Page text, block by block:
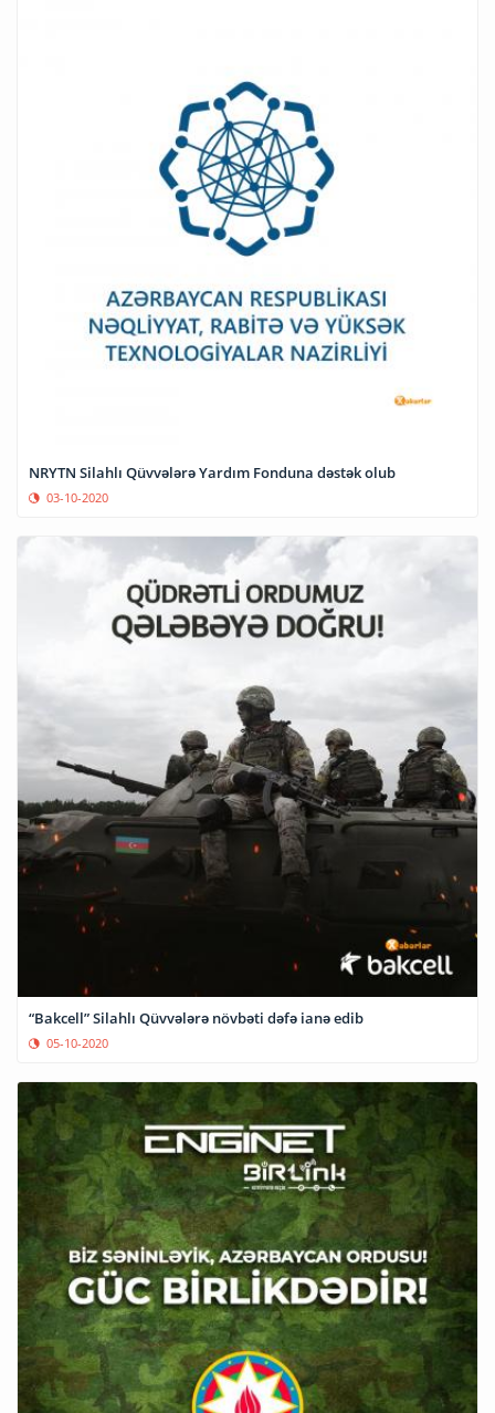
NRYTN Silahlı Qüvvələrə Yardım Fonduna dəstək olub
03-10-2020
“Bakcell” Silahlı Qüvvələrə növbəti dəfə ianə edib
05-10-2020